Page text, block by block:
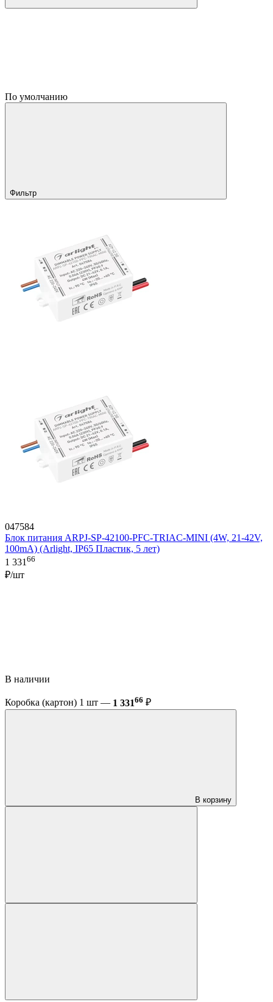
По умолчанию
Фильтр
047584
Блок питания ARPJ-SP-42100-PFC-TRIAC-MINI (4W, 21-42V,
100mA) (Arlight, IP65 Пластик, 5 лет)
1 331 66
₽/шт
В наличии
Коробка (картон) 1 шт — 1 33166 ₽
В корзину